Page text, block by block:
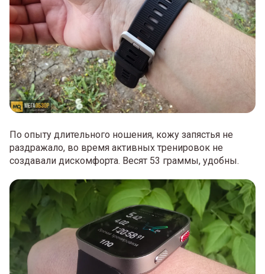
По опыту длительного ношения, кожу запястья не
раздражало, во время активных тренировок не
создавали дискомфорта. Весят 53 граммы, удобны.